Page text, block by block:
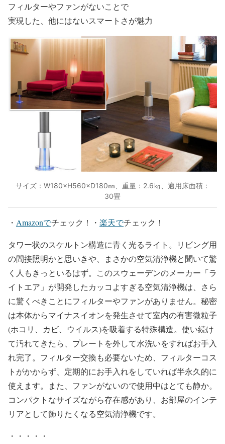
フィルターやファンがないことで
実現した、他にはないスマートさが魅力
サイズ：W180×H560×D180㎜、重量：2.6㎏、適用床面積：
30畳
・ Amazonでチェック！・ 楽天でチェック！
タワー状のスケルトン構造に青く光るライト。リビング用
の間接照明かと思いきや、まさかの空気清浄機と聞いて驚
く人もきっといるはず。このスウェーデンのメーカー「ラ
イトエア」が開発したカッコよすぎる空気清浄機は、さら
に驚くべきことにフィルターやファンがありません。秘密
は本体からマイナスイオンを発生させて室内の有害微粒子
(ホコリ、カビ、ウイルス)を吸着する特殊構造。使い続け
て汚れてきたら、プレートを外して水洗いをすればお手入
れ完了。フィルター交換も必要ないため、フィルターコス
トがかからず、定期的にお手入れをしていれば半永久的に
使えます。また、ファンがないので使用中はとても静か。
コンパクトなサイズながら存在感があり、お部屋のインテ
リアとして飾りたくなる空気清浄機です。
・・・・・